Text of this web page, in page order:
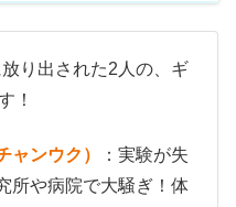
り出された2人の、ギ
！
ャンウク）
：実験が失
所や病院で大騒ぎ！体